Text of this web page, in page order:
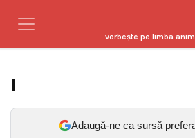
vorbeşte pe limba
I
Adaugă-ne ca sursă